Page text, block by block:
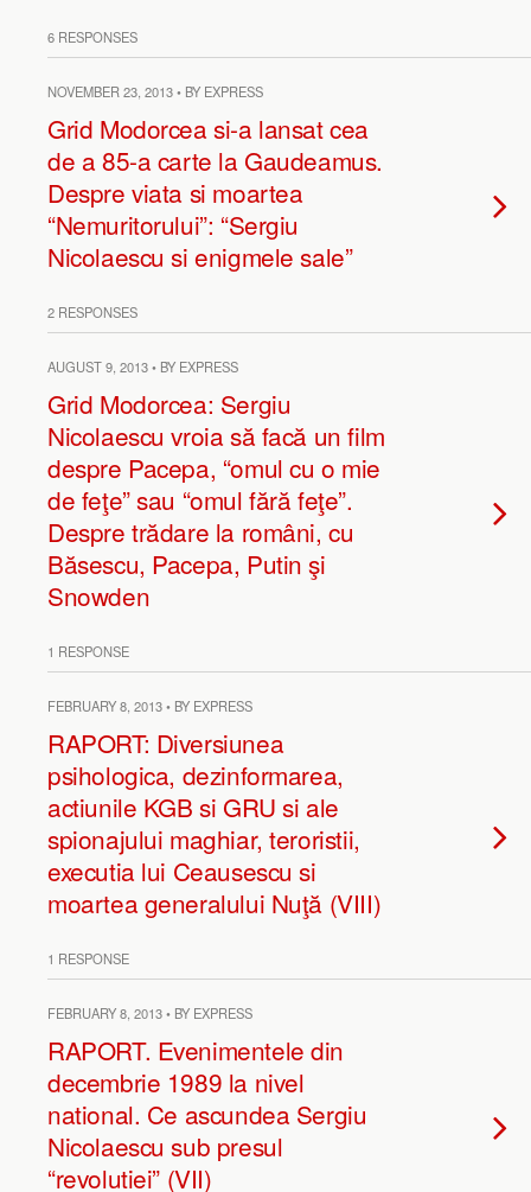
6 RESPONSES
NOVEMBER 23, 2013 • BY EXPRESS
Grid Modorcea si-a lansat cea
de a 85-a carte la Gaudeamus.
Despre viata si moartea
“Nemuritorului”: “Sergiu
Nicolaescu si enigmele sale”
2 RESPONSES
AUGUST 9, 2013 • BY EXPRESS
Grid Modorcea: Sergiu
Nicolaescu vroia să facă un film
despre Pacepa, “omul cu o mie
de feţe” sau “omul fără feţe”.
Despre trădare la români, cu
Băsescu, Pacepa, Putin şi
Snowden
1 RESPONSE
FEBRUARY 8, 2013 • BY EXPRESS
RAPORT: Diversiunea
psihologica, dezinformarea,
actiunile KGB si GRU si ale
spionajului maghiar, teroristii,
executia lui Ceausescu si
moartea generalului Nuţă (VIII)
1 RESPONSE
FEBRUARY 8, 2013 • BY EXPRESS
RAPORT. Evenimentele din
decembrie 1989 la nivel
national. Ce ascundea Sergiu
Nicolaescu sub presul
“revolutiei” (VII)